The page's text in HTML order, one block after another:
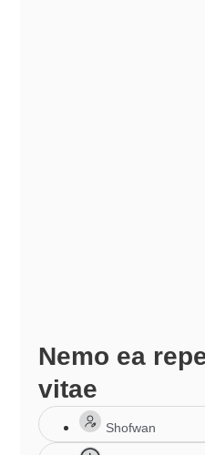
Nemo ea
vitae
Shofwan